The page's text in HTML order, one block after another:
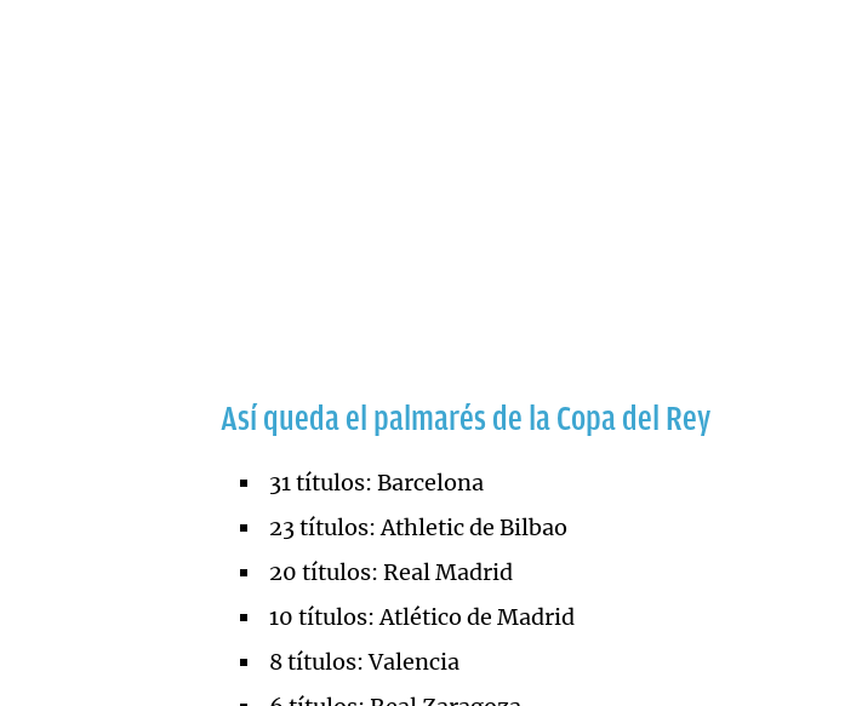
Así queda el palmarés de la Copa del Rey
31 títulos: Barcelona
23 títulos: Athletic de Bilbao
20 títulos: Real Madrid
10 títulos: Atlético de Madrid
8 títulos: Valencia